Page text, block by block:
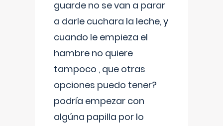
guarde no se van a parar
a darle cuchara la leche, y
cuando le empieza el
hambre no quiere
tampoco , que otras
opciones puedo tener?
podría empezar con
algúna papilla por lo